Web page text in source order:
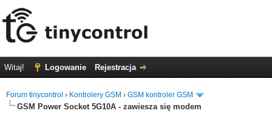
Witaj! Logowanie Rejestracja
Forum tinycontrol › Kontrolery GSM › GSM kontroler GSM
GSM Power Socket 5G10A - zawiesza się modem